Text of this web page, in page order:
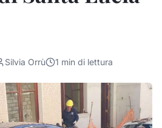
Silvia Orrù 1 min di lettura